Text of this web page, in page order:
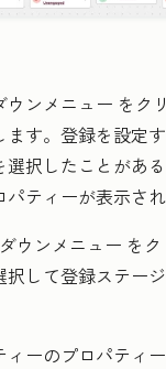
ウンメニュー をク
ます。登録を設定
選択したことがあ
ティーが表示され
ウンメニュー をク
択して登録ステー
ーのプロパティ